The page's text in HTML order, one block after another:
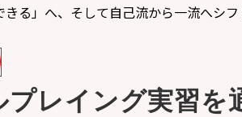
きる」へ、そして自己流から一流へシ
プレイング実習を